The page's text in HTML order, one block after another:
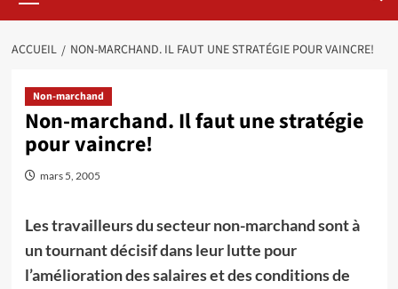
ACCUEIL NON-MARCHAND. IL FAUT UNE STRATÉGIE POUR VAINCRE!
Non-marchand
Non-marchand. Il faut une stratégie
pour vaincre!
mars 5, 2005
Les travailleurs du secteur non-marchand sont à
un tournant décisif dans leur lutte pour
l’amélioration des salaires et des conditions de